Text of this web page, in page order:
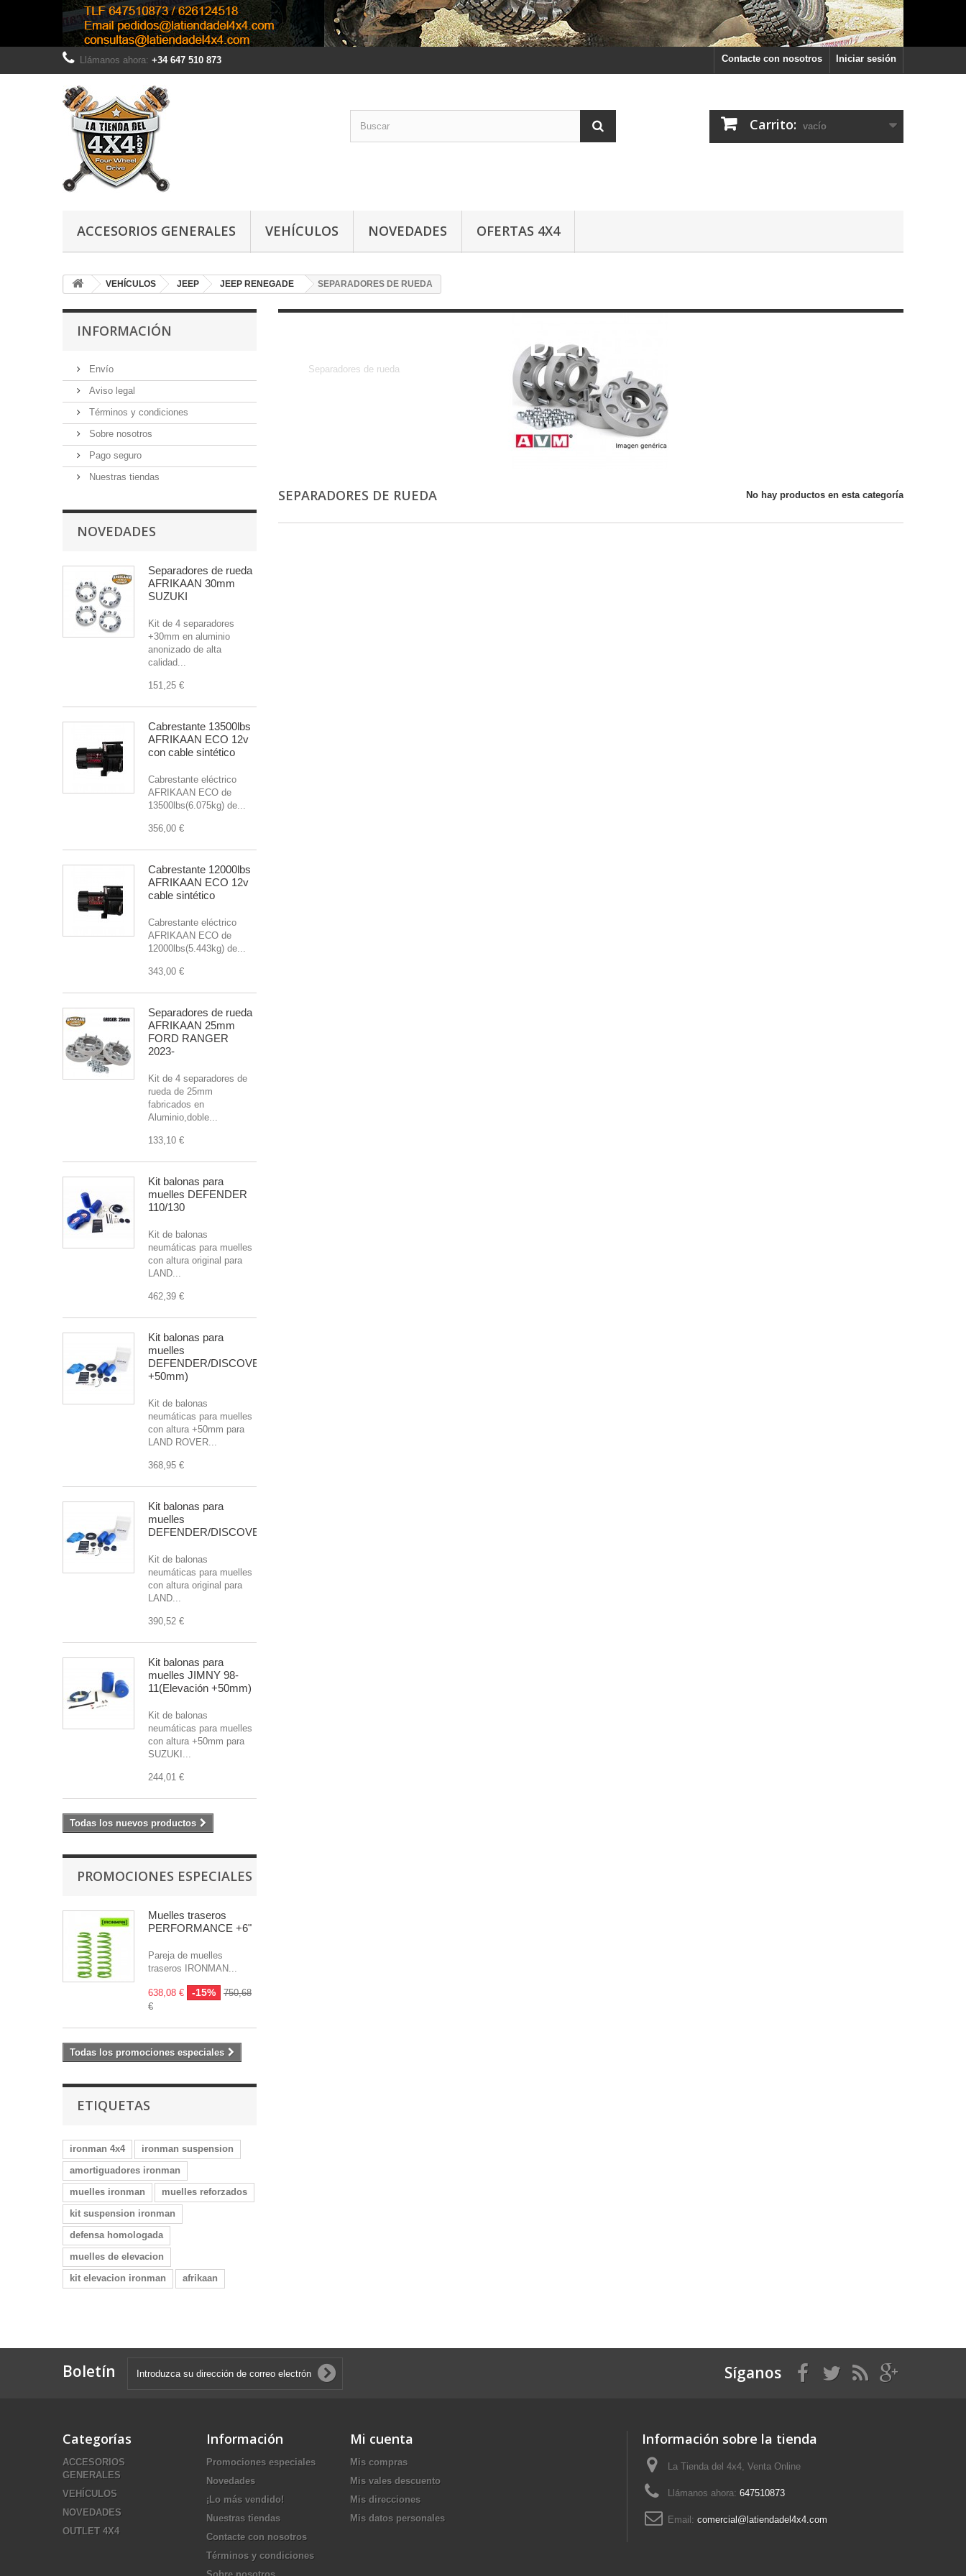
Iniciar sesión
Contacte con nosotros
Llámanos ahora: +34 647 510 873
Carrito: vacío
ACCESORIOS GENERALES VEHÍCULOS NOVEDADES OFERTAS 4X4
VEHÍCULOS JEEP JEEP RENEGADE SEPARADORES DE RUEDA
INFORMACIÓN
Envío
Aviso legal
Términos y condiciones
Sobre nosotros
Pago seguro
Nuestras tiendas
NOVEDADES
Separadores de rueda
AFRIKAAN 30mm
SUZUKI
Kit de 4 separadores
+30mm en aluminio
anonizado de alta
calidad...
151,25 €
Cabrestante 13500lbs
AFRIKAAN ECO 12v
con cable sintético
Cabrestante eléctrico
AFRIKAAN ECO de
13500lbs(6.075kg) de...
356,00 €
Cabrestante 12000lbs
AFRIKAAN ECO 12v
cable sintético
Cabrestante eléctrico
AFRIKAAN ECO de
12000lbs(5.443kg) de...
343,00 €
Separadores de rueda
AFRIKAAN 25mm
FORD RANGER
2023-
Kit de 4 separadores de
rueda de 25mm
fabricados en
Aluminio,doble...
133,10 €
Kit balonas para
muelles DEFENDER
110/130
Kit de balonas
neumáticas para muelles
con altura original para
LAND...
462,39 €
Kit balonas para
muelles
DEFENDER/DISCOVERY/R.ROVER(Elevación
+50mm)
Kit de balonas
neumáticas para muelles
con altura +50mm para
LAND ROVER...
368,95 €
Kit balonas para
muelles
DEFENDER/DISCOVERY/R.ROVER
Kit de balonas
neumáticas para muelles
con altura original para
LAND...
390,52 €
Kit balonas para
muelles JIMNY 98-
11(Elevación +50mm)
Kit de balonas
neumáticas para muelles
con altura +50mm para
SUZUKI...
244,01 €
Todas los nuevos productos
PROMOCIONES ESPECIALES
Muelles traseros
PERFORMANCE +6"
Pareja de muelles
traseros IRONMAN...
638,08 € -15%
750,68
€
Todas los promociones especiales
ETIQUETAS
ironman 4x4
ironman suspension
amortiguadores ironman
muelles ironman
muelles reforzados
kit suspension ironman
defensa homologada
muelles de elevacion
kit elevacion ironman
afrikaan
SEPARADORES DE RUEDA
Separadores de rueda
SEPARADORES DE RUEDA No hay productos en esta categoría
Boletín Síganos
Categorías
ACCESORIOS
GENERALES
VEHÍCULOS
NOVEDADES
OUTLET 4X4
Información
Promociones especiales
Novedades
¡Lo más vendido!
Nuestras tiendas
Contacte con nosotros
Términos y condiciones
Mi cuenta
Mis compras
Mis vales descuento
Mis direcciones
Mis datos personales
Información sobre la tienda
La Tienda del 4x4, Venta Online
Llámanos ahora: 647510873
Email: comercial@latiendadel4x4.com